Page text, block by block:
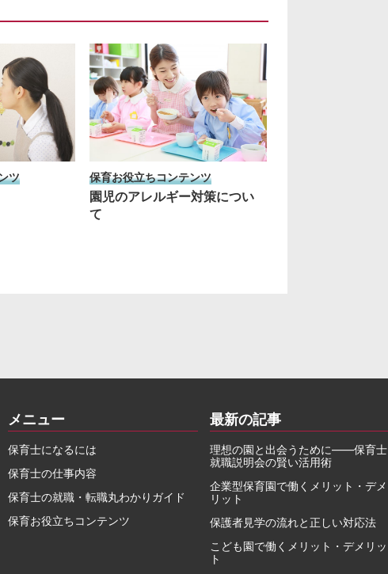
ツ 保育お役立ちコンテンツ
園児のアレルギー対策につい
て
メニュー
保育士になるには
保育士の仕事内容
保育士の就職・転職丸わかりガイド
保育お役立ちコンテンツ
最新の記事
理想の園と出会うために――保育士
就職説明会の賢い活用術
企業型保育園で働くメリット・デメ
リット
保護者見学の流れと正しい対応法
こども園で働くメリット・デメリッ
ト